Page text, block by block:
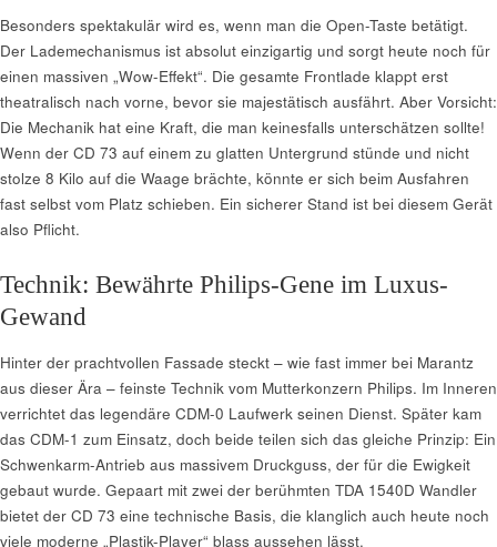
Besonders spektakulär wird es, wenn man die Open-Taste betätigt.
Der Lademechanismus ist absolut einzigartig und sorgt heute noch für
einen massiven „Wow-Effekt“. Die gesamte Frontlade klappt erst
theatralisch nach vorne, bevor sie majestätisch ausfährt. Aber Vorsicht:
Die Mechanik hat eine Kraft, die man keinesfalls unterschätzen sollte!
Wenn der CD 73 auf einem zu glatten Untergrund stünde und nicht
stolze 8 Kilo auf die Waage brächte, könnte er sich beim Ausfahren
fast selbst vom Platz schieben. Ein sicherer Stand ist bei diesem Gerät
also Pflicht.
Technik: Bewährte Philips-Gene im Luxus-
Gewand
Hinter der prachtvollen Fassade steckt – wie fast immer bei Marantz
aus dieser Ära – feinste Technik vom Mutterkonzern Philips. Im Inneren
verrichtet das legendäre CDM-0 Laufwerk seinen Dienst. Später kam
das CDM-1 zum Einsatz, doch beide teilen sich das gleiche Prinzip: Ein
Schwenkarm-Antrieb aus massivem Druckguss, der für die Ewigkeit
gebaut wurde. Gepaart mit zwei der berühmten TDA 1540D Wandler
bietet der CD 73 eine technische Basis, die klanglich auch heute noch
viele moderne „Plastik-Player“ blass aussehen lässt.